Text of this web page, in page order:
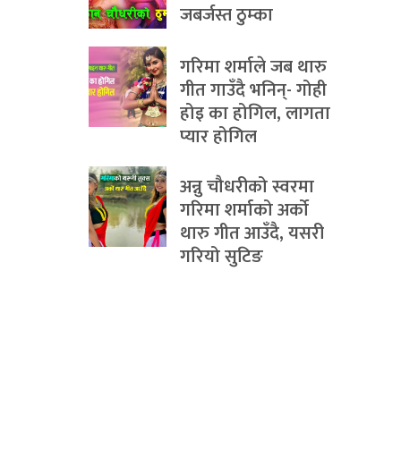
जबर्जस्त ठुम्का
गरिमा शर्माले जब थारु
गीत गाउँदै भनिन्- गोही
होइ का होगिल, लागता
प्यार होगिल
अन्नु चौधरीको स्वरमा
गरिमा शर्माको अर्को
थारु गीत आउँदै, यसरी
गरियो सुटिङ